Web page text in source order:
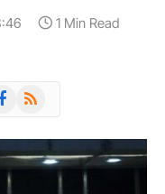
1 Min Read
RSS